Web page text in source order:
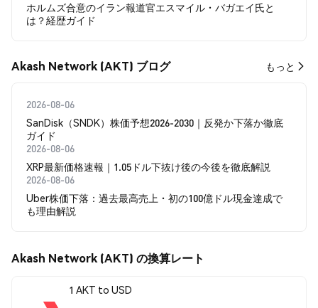
ホルムズ合意のイラン報道官エスマイル・バガエイ氏と
は？経歴ガイド
Akash Network (AKT) ブログ もっと
2026-08-06
SanDisk（SNDK）株価予想2026-2030｜反発か下落か徹底
ガイド
2026-08-06
XRP最新価格速報｜1.05ドル下抜け後の今後を徹底解説
2026-08-06
Uber株価下落：過去最高売上・初の100億ドル現金達成で
も理由解説
Akash Network (AKT) の換算レート
1 AKT to USD